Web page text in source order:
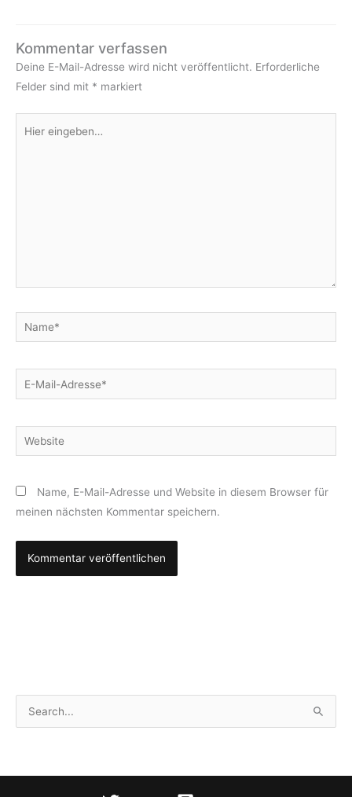
Kommentar verfassen
Deine E-Mail-Adresse wird nicht veröffentlicht. Erforderliche
Felder sind mit * markiert
eingeben…
Name*
E-
Mail-
Website
Name, E-Mail-Adresse und Website in diesem Browser für
meinen nächsten Kommentar speichern.
u